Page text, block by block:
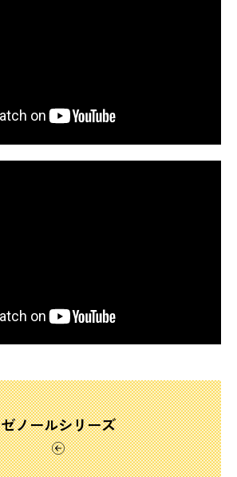
ゼノールシリーズ